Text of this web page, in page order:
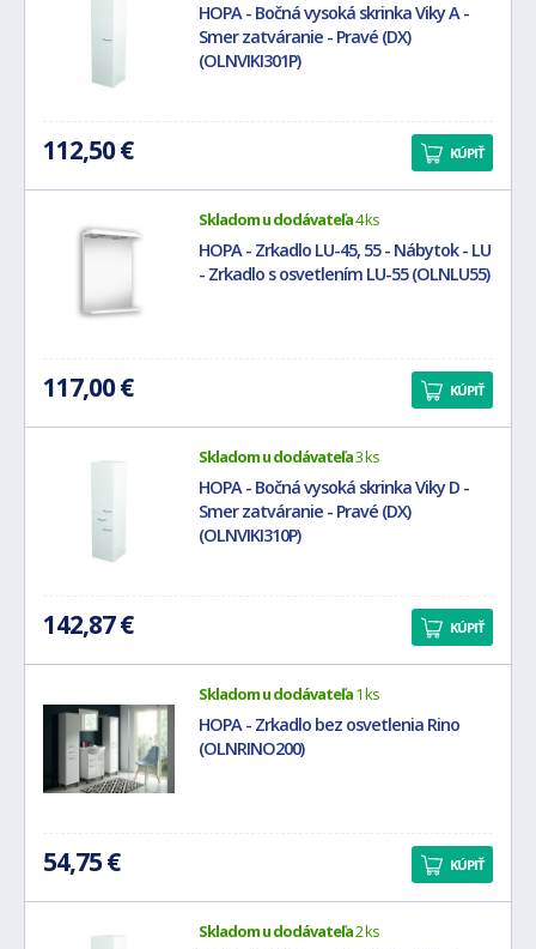
HOPA - Bočná vysoká skrinka Viky A -
Smer zatváranie - Pravé (DX)
(OLNVIKI301P)
112,50 € KÚPIŤ
Skladom u dodávateľa4 ks
HOPA - Zrkadlo LU-45, 55 - Nábytok - LU
- Zrkadlo s osvetlením LU-55 (OLNLU55)
117,00 € KÚPIŤ
Skladom u dodávateľa3 ks
HOPA - Bočná vysoká skrinka Viky D -
Smer zatváranie - Pravé (DX)
(OLNVIKI310P)
142,87 € KÚPIŤ
Skladom u dodávateľa1 ks
HOPA - Zrkadlo bez osvetlenia Rino
(OLNRINO200)
54,75 € KÚPIŤ
Skladom u dodávateľa2 ks